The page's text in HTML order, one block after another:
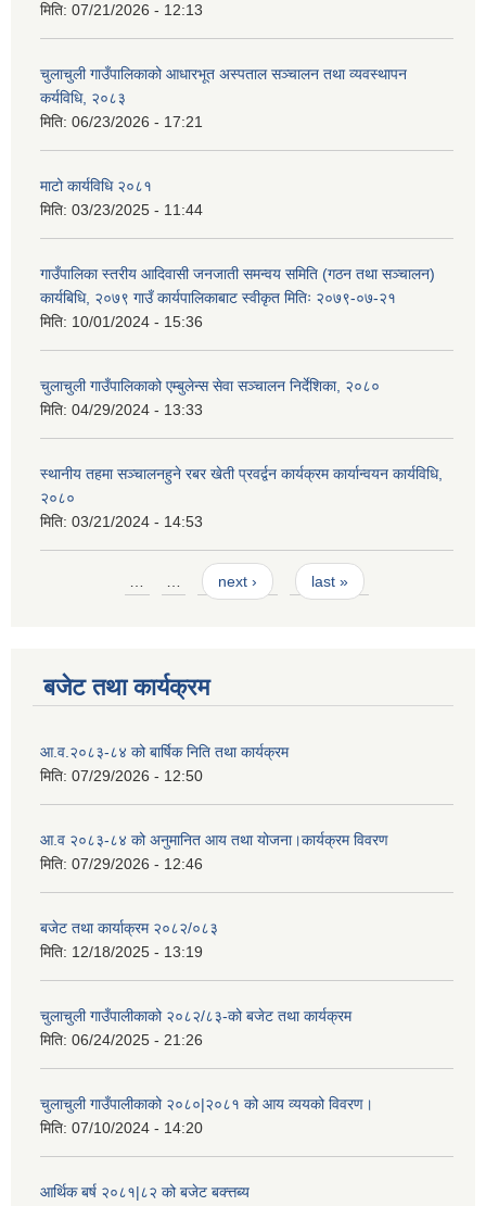
मिति: 07/21/2026 - 12:13
चुलाचुली गाउँपालिकाको आधारभूत अस्पताल सञ्चालन तथा व्यवस्थापन
कर्यविधि, २०८३
मिति: 06/23/2026 - 17:21
माटो कार्यविधि २०८१
मिति: 03/23/2025 - 11:44
गाउँपालिका स्तरीय आदिवासी जनजाती समन्वय समिति (गठन तथा सञ्चालन)
कार्यबिधि, २०७९ गाउँ कार्यपालिकाबाट स्वीकृत मितिः २०७९-०७-२१
मिति: 10/01/2024 - 15:36
चुलाचुली गाउँपालिकाको एम्बुलेन्स सेवा सञ्चालन निर्देशिका, २०८०
मिति: 04/29/2024 - 13:33
स्थानीय तहमा सञ्चालनहुने रबर खेती प्रवर्द्वन कार्यक्रम कार्यान्वयन कार्यविधि,
२०८०
मिति: 03/21/2024 - 14:53
next › last »
बजेट तथा कार्यक्रम
आ.व.२०८३-८४ को बार्षिक निति तथा कार्यक्रम
मिति: 07/29/2026 - 12:50
आ.व २०८३-८४ को अनुमानित आय तथा योजना।कार्यक्रम विवरण
मिति: 07/29/2026 - 12:46
बजेट तथा कार्याक्रम २०८२/०८३
मिति: 12/18/2025 - 13:19
चुलाचुली गाउँपालीकाको २०८२/८३-को बजेट तथा कार्यक्रम
मिति: 06/24/2025 - 21:26
चुलाचुली गाउँपालीकाको २०८०|२०८१ को आय व्ययको विवरण।
मिति: 07/10/2024 - 14:20
आर्थिक बर्ष २०८१|८२ को बजेट बक्त्तब्य